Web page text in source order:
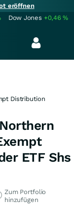
eröffnen
Dow Jones +0,46%
Distribution
ETF Shs
Zum Portfolio
hinzufügen